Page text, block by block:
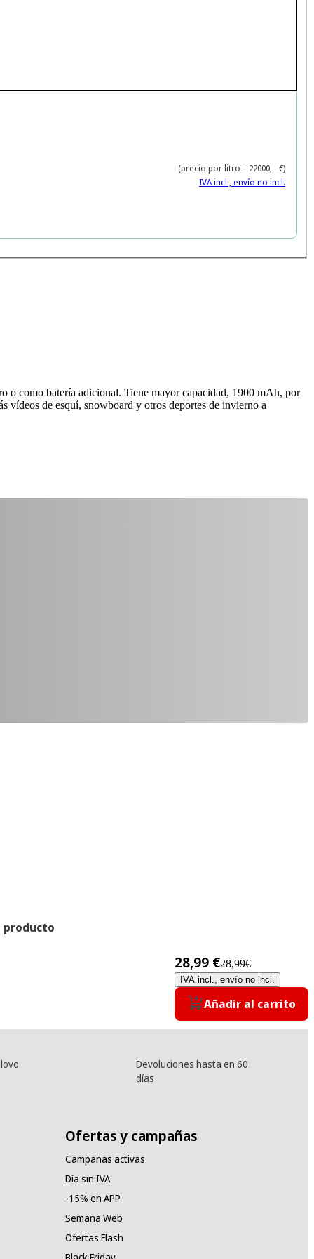
(precio por litro = 22000,– €)
IVA incl., envío no incl.
o como batería adicional. Tiene mayor capacidad, 1900 mAh, por
vídeos de esquí, snowboard y otros deportes de invierno a
producto
28,99 €28,99€
IVA incl., envío no incl.
Añadir al carrito
Devoluciones hasta en 60
días
Ofertas y campañas
Campañas activas
Día sin IVA
-15% en APP
Semana Web
Ofertas Flash